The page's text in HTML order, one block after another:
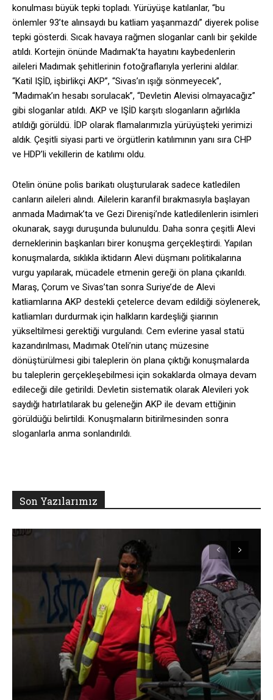
konulması büyük tepki topladı. Yürüyüşe katılanlar, “bu
önlemler 93’te alınsaydı bu katliam yaşanmazdı” diyerek polise
tepki gösterdi. Sıcak havaya rağmen sloganlar canlı bir şekilde
atıldı. Kortejin önünde Madımak’ta hayatını kaybedenlerin
aileleri Madımak şehitlerinin fotoğraflarıyla yerlerini aldılar.
“Katil IŞİD, işbirlikçi AKP”, “Sivas’ın ışığı sönmeyecek”,
“Madımak’ın hesabı sorulacak”, “Devletin Alevisi olmayacağız”
gibi sloganlar atıldı. AKP ve IŞİD karşıtı sloganların ağırlıkla
atıldığı görüldü. İDP olarak flamalarımızla yürüyüşteki yerimizi
aldık. Çeşitli siyasi parti ve örgütlerin katılımının yanı sıra CHP
ve HDP’li vekillerin de katılımı oldu.
Otelin önüne polis barikatı oluşturularak sadece katledilen
canların aileleri alındı. Ailelerin karanfil bırakmasıyla başlayan
anmada Madımak’ta ve Gezi Direnişi’nde katledilenlerin isimleri
okunarak, saygı duruşunda bulunuldu. Daha sonra çeşitli Alevi
derneklerinin başkanları birer konuşma gerçekleştirdi. Yapılan
konuşmalarda, sıklıkla iktidarın Alevi düşmanı politikalarına
vurgu yapılarak, mücadele etmenin gereği ön plana çıkarıldı.
Maraş, Çorum ve Sivas’tan sonra Suriye’de de Alevi
katliamlarına AKP destekli çetelerce devam edildiği söylenerek,
katliamları durdurmak için halkların kardeşliği şiarının
yükseltilmesi gerektiği vurgulandı. Cem evlerine yasal statü
kazandırılması, Madımak Oteli’nin utanç müzesine
dönüştürülmesi gibi taleplerin ön plana çıktığı konuşmalarda
bu taleplerin gerçekleşebilmesi için sokaklarda olmaya devam
edileceği dile getirildi. Devletin sistematik olarak Alevileri yok
saydığı hatırlatılarak bu geleneğin AKP ile devam ettiğinin
görüldüğü belirtildi. Konuşmaların bitirilmesinden sonra
sloganlarla anma sonlandırıldı.
Son Yazılarımız